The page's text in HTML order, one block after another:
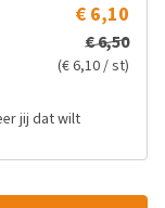
€ 6,10
€ 6,50
(€ 6,10 / st)
jij dat wilt